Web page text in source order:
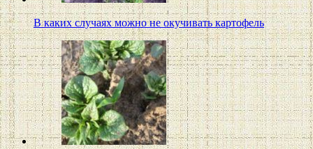
В каких случаях можно не окучивать картофель